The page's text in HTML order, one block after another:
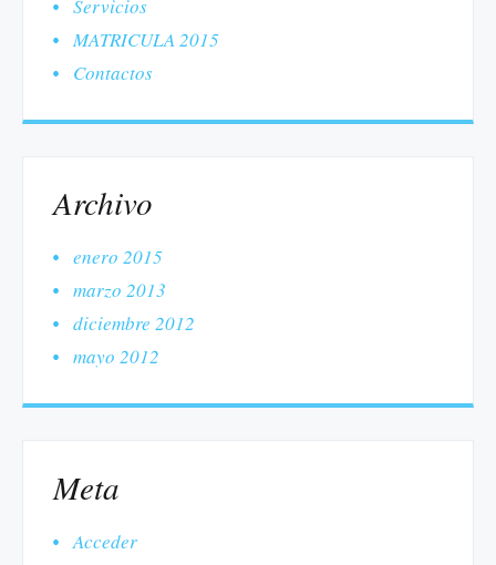
Servicios
MATRICULA 2015
Contactos
Archivo
enero 2015
marzo 2013
diciembre 2012
mayo 2012
Meta
Acceder